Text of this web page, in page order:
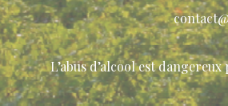
L’abus d’alcool est